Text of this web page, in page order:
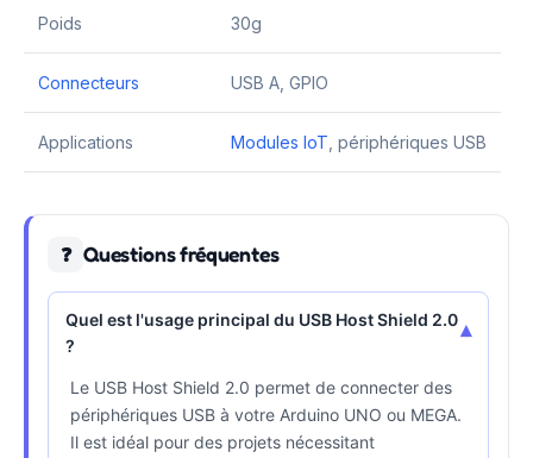
Poids 30g
Connecteurs USB A, GPIO
Applications Modules IoT , périphériques USB
❓ Questions fréquentes
Quel est l'usage principal du USB Host Shield 2.0
?
▾
Le USB Host Shield 2.0 permet de connecter des
périphériques USB à votre Arduino UNO ou MEGA.
Il est idéal pour des projets nécessitant